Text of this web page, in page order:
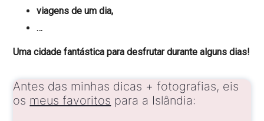
viagens de um dia,
…
Uma cidade fantástica para desfrutar durante alguns dias!
Antes das minhas dicas + fotografias, eis
os meus favoritos para a Islândia: